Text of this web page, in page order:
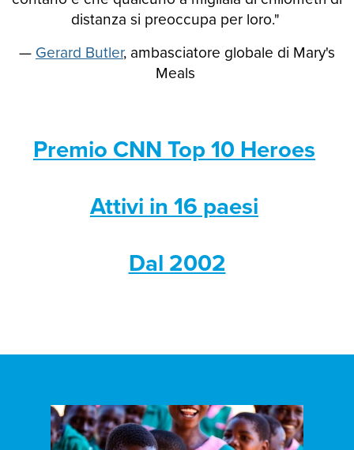
distanza si preoccupa per loro."
— Gerard Butler, ambasciatore globale di Mary's
Meals
Premio CNN Top 10 Heroes
Attivi in 16 paesi
Dal 2002